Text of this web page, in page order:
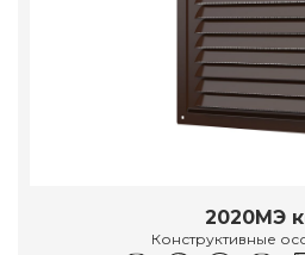
2020МЭ
Конструктивные